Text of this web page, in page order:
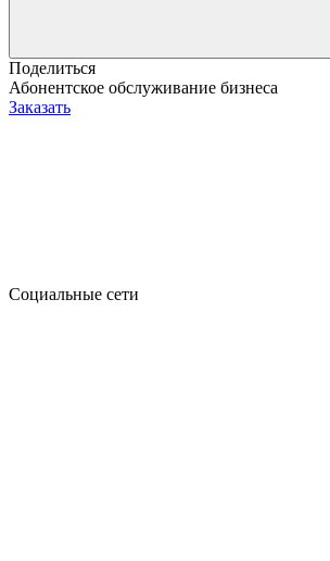
Поделиться
Абонентское обслуживание бизнеса
Заказать
Социальные сети